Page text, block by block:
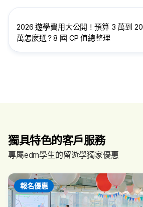
2026 遊學費用大公開！預算 3 萬到 20
萬怎麼選？8 國 CP 值總整理
獨具特色的客戶服務
專屬edm學生的留遊學獨家優惠
報名優惠